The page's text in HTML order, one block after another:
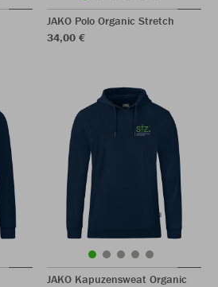
JAKO Polo Organic Stretch
34,00 €
JAKO Kapuzensweat Organic